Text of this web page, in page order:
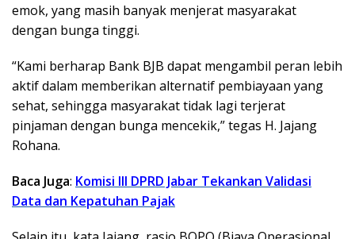
emok, yang masih banyak menjerat masyarakat
dengan bunga tinggi.
“Kami berharap Bank BJB dapat mengambil peran lebih
aktif dalam memberikan alternatif pembiayaan yang
sehat, sehingga masyarakat tidak lagi terjerat
pinjaman dengan bunga mencekik,” tegas H. Jajang
Rohana.
Baca Juga: Komisi III DPRD Jabar Tekankan Validasi
Data dan Kepatuhan Pajak